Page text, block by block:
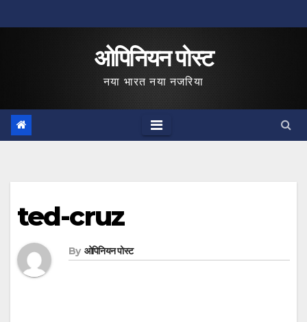
to
ओपिनियन पोस्ट
नया भारत नया नजरिया
ted-cruz
By ओपिनियन पोस्ट